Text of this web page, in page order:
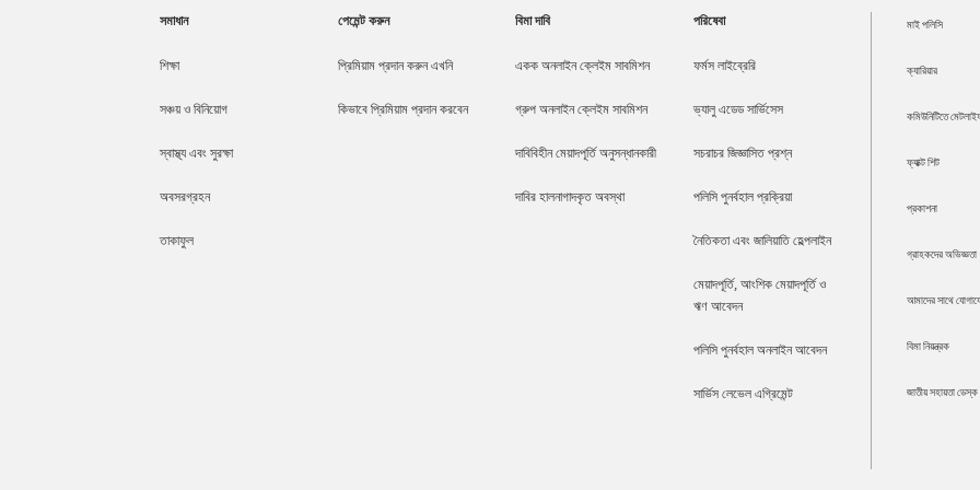
সমাধান
শিক্ষা
সঞ্চয় ও বিনিয়োগ
স্বাস্থ্য এবং সুরক্ষা
অবসরগ্রহন
তাকাফুল
পেমেন্ট করুন
প্রিমিয়াম প্রদান করুন এখনি
কিভাবে প্রিমিয়াম প্রদান করবেন
বিমা দাবি
একক অনলাইন ক্লেইম সাবমিশন
গ্রুপ অনলাইন ক্লেইম সাবমিশন
দাবিবিহীন মেয়াদপূর্তি অনুসন্ধানকারী
দাবির হালনাগাদকৃত অবস্থা
পরিষেবা
ফর্মস লাইব্রেরি
ভ্যালু এডেড সার্ভিসেস
সচরাচর জিজ্ঞাসিত প্রশ্ন
পলিসি পুনর্বহাল প্রক্রিয়া
নৈতিকতা এবং জালিয়াতি হেল্পলাইন
মেয়াদপূর্তি, আংশিক মেয়াদপূর্তি ও
ঋণ আবেদন
পলিসি পুনর্বহাল অনলাইন আবেদন
সার্ভিস লেভেল এগ্রিমেন্ট
মাই পলিসি
ক্যারিয়ার
কমিউনিটিতে
ফ্যাক্ট শিট
প্রকাশনা
গ্রাহকদের অভিজ্ঞতা
আমাদের সাথে
বিমা নিয়ন্ত্রক
জাতীয় সহায়তা ডেস্ক